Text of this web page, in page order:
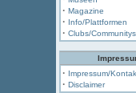
· Magazine
· Info/Plattformen
· Clubs/Communitys
· Impressum/
· Disclaimer